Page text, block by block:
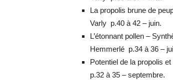
La propolis brune de
Varly p.40 à 42 – juin.
L’étonnant pollen –
Hemmerlé p.34 à 36 –
Potentiel de la propolis
p.32 à 35 – septembre.